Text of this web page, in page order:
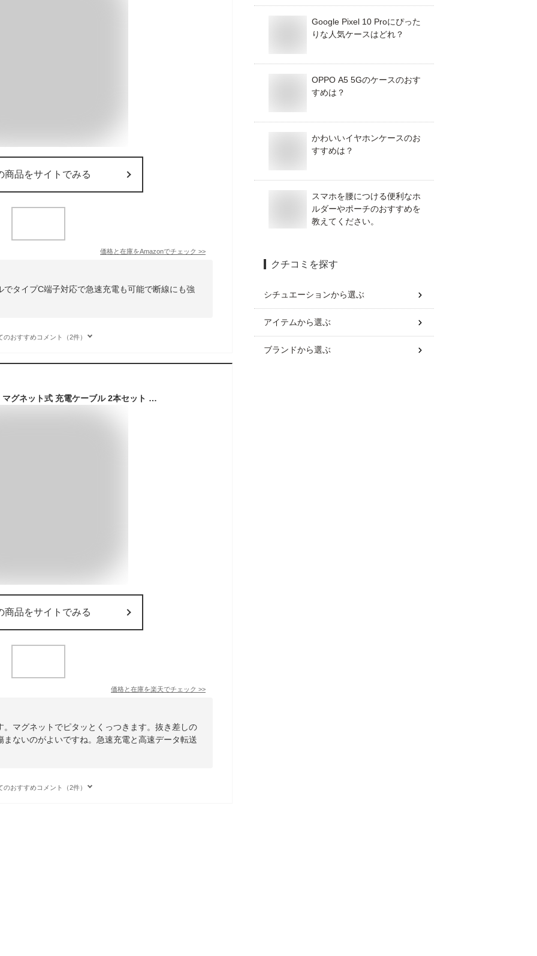
商品をサイトでみる
価格と在庫をAmazonでチェック >>
タイプC端子対応で急速充電も可能で断線にも強
のおすすめコメント（2件）
【次世代の充電体験】マグネット式 充電ケーブル 2本セット 1m/2m iPhone17 Pro iPhone16 Pro Max 対応 磁石 着脱式 端子 3種セット Type-C MicroUSB 断線防止 急速充電 データ転送 iPad Android 多機種対応
商品をサイトでみる
価格と在庫を楽天でチェック >>
マグネットでピタッとくっつきます。抜き差しの
ないのがよいですね。急速充電と高速データ転送
のおすすめコメント（2件）
Google Pixel 10 Proにぴった
りな人気ケースはどれ？
OPPO A5 5Gのケースのおす
すめは？
かわいいイヤホンケースのお
すすめは？
スマホを腰につける便利なホ
ルダーやポーチのおすすめを
教えてください。
クチコミを探す
シチュエーションから選ぶ
アイテムから選ぶ
ブランドから選ぶ